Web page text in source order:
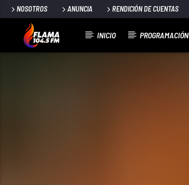
NOSOTROS ANUNCIA RENDICIÓN DE CUENTAS
INICIO PROGRAMACIÓN